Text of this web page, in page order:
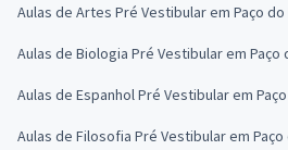
Aulas de Artes Pré Vestibular em Paço do
Aulas de Biologia Pré Vestibular em Paço
Aulas de Espanhol Pré Vestibular em
Aulas de Filosofia Pré Vestibular em Paço